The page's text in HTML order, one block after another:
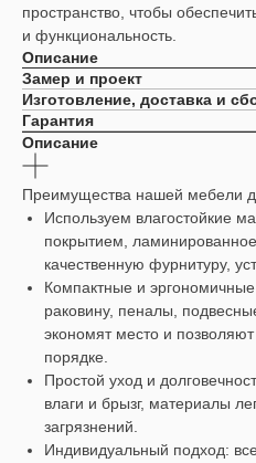
пространство, чтобы
и функциональность.
Описание
Замер и проект
Изготовление, доставка и
Гарантия
Описание
Преимущества нашей мебели
Используем влагостойкие
покрытием,
качественную фурнитуру,
Компактные и
раковину, пеналы,
экономят место и
порядке.
Простой уход и
влаги и брызг, материалы
загрязнений.
Индивидуальный подход: